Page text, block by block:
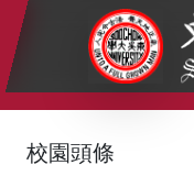
:::
校園頭條